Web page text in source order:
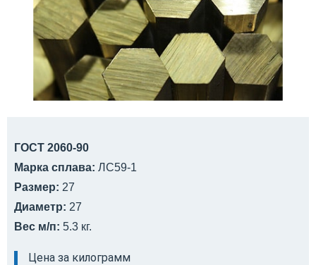
ГОСТ 2060-90
Марка сплава: ЛС59-1
Размер: 27
Диаметр: 27
Вес м/п: 5.3 кг.
Цена за килограмм